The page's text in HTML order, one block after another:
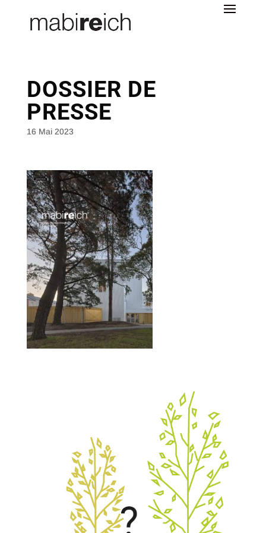
DOSSIER DE
PRESSE
16 Mai 2023